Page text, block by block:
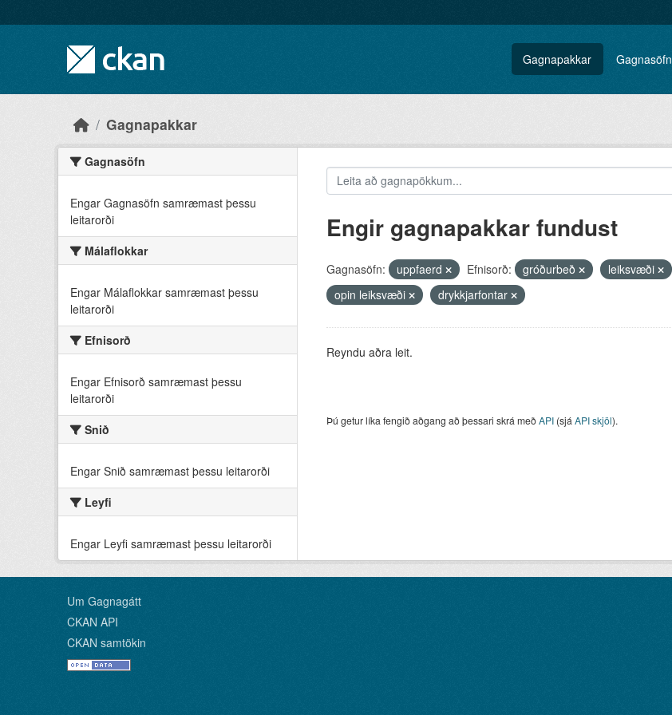
Gagnapakkar Gagnasöfn
Gagnapakkar
Gagnasöfn
Engar Gagnasöfn samræmast þessu
leitarorði
Málaflokkar
Engar Málaflokkar samræmast þessu
leitarorði
Efnisorð
Engar Efnisorð samræmast þessu
leitarorði
Snið
Engar Snið samræmast þessu leitarorði
Leyfi
Engar Leyfi samræmast þessu leitarorði
Engir gagnapakkar fundust
Gagnasöfn: uppfaerd Efnisorð: gróðurbeð
leiksvæði
opin leiksvæði
drykkjarfontar
Reyndu aðra leit.
Þú getur líka fengið aðgang að þessari skrá meðAPI(sjá API skjöl).
Um Gagnagátt
CKAN API
CKAN samtökin